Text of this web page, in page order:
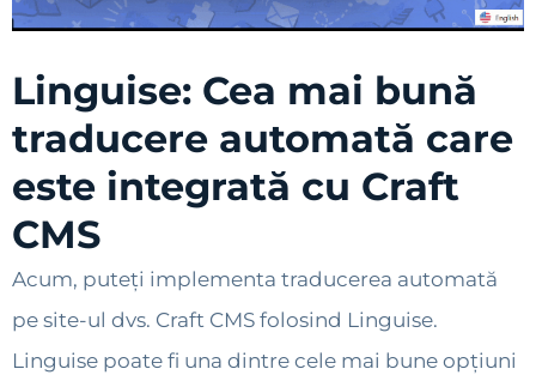
Linguise: Cea mai bună
traducere automată care
este integrată cu Craft
CMS
Acum, puteți implementa traducerea automată
pe site-ul dvs. Craft CMS folosind Linguise.
Linguise poate fi una dintre cele mai bune opțiuni